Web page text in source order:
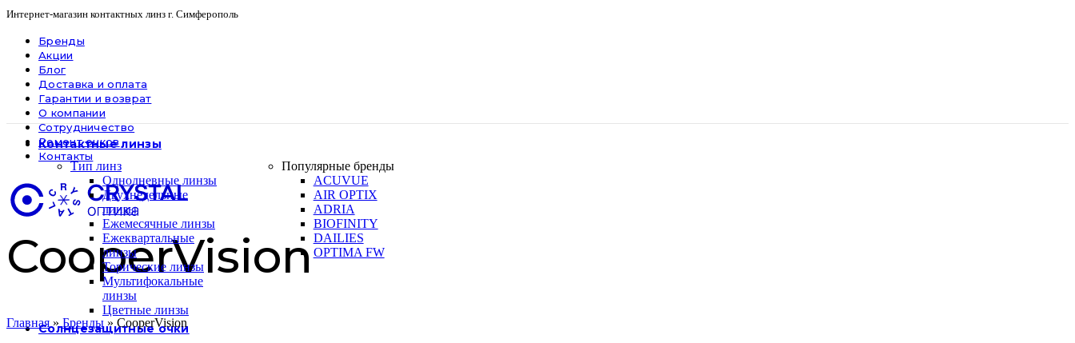
Интернет-магазин контактных линз г. Симферополь
Бренды
Акции
Блог
Доставка и оплата
Гарантии и возврат
О компании
Сотрудничество
Ремонт очков
Контакты
Контактные линзы
Тип линз
Однодневные линзы
Двухнедельные
линзы
Ежемесячные линзы
Ежеквартальные
линзы
Торические линзы
Мультифокальные
линзы
Цветные линзы
Популярные бренды
ACUVUE
AIR OPTIX
ADRIA
BIOFINITY
DAILIES
OPTIMA FW
Солнцезащитные очки
CooperVision
Главная » Бренды » CooperVision